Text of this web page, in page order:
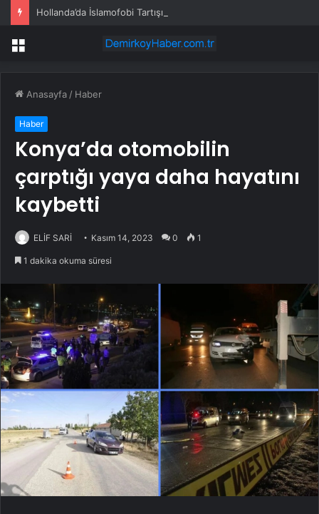
Hollanda’da İslamofobi Tartışıldı
Menü
Anasayfa / Haber
Haber
Konya’da otomobilin
çarptığı yaya daha hayatını
kaybetti
ELİF SARİ Kasım 14, 2023 0 1
1 dakika okuma süresi